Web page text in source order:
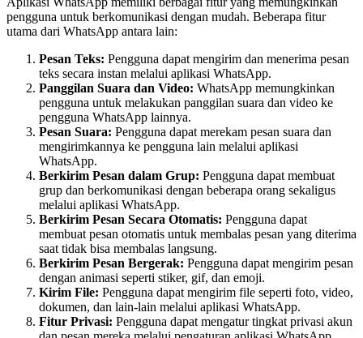
pengguna untuk berkomunikasi dengan mudah. Beberapa fitur
utama dari WhatsApp antara lain:
Pesan Teks: Pengguna dapat mengirim dan menerima pesan
teks secara instan melalui aplikasi WhatsApp.
Panggilan Suara dan Video: WhatsApp memungkinkan
pengguna untuk melakukan panggilan suara dan video ke
pengguna WhatsApp lainnya.
Pesan Suara: Pengguna dapat merekam pesan suara dan
mengirimkannya ke pengguna lain melalui aplikasi
WhatsApp.
Berkirim Pesan dalam Grup: Pengguna dapat membuat
grup dan berkomunikasi dengan beberapa orang sekaligus
melalui aplikasi WhatsApp.
Berkirim Pesan Secara Otomatis: Pengguna dapat
membuat pesan otomatis untuk membalas pesan yang diterima
saat tidak bisa membalas langsung.
Berkirim Pesan Bergerak: Pengguna dapat mengirim pesan
dengan animasi seperti stiker, gif, dan emoji.
Kirim File: Pengguna dapat mengirim file seperti foto, video,
dokumen, dan lain-lain melalui aplikasi WhatsApp.
Fitur Privasi: Pengguna dapat mengatur tingkat privasi akun